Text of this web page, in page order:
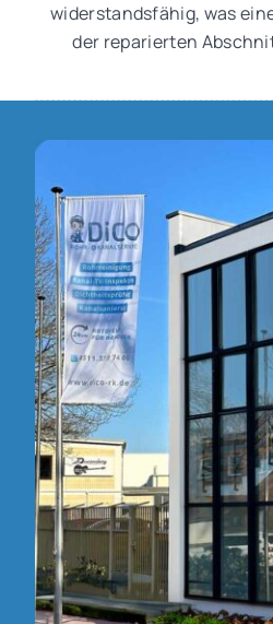
widerstandsfähig, was
der reparierten